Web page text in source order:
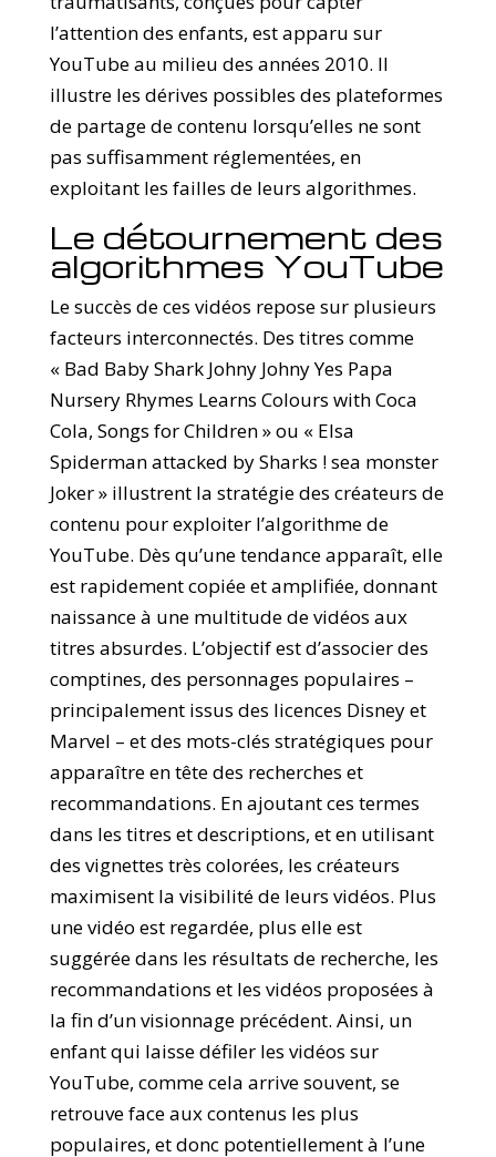
l’attention des enfants, est apparu sur
YouTube au milieu des années 2010. Il
illustre les dérives possibles des plateformes
de partage de contenu lorsqu’elles ne sont
pas suffisamment réglementées, en
exploitant les failles de leurs algorithmes.
Le détournement des
algorithmes YouTube
Le succès de ces vidéos repose sur plusieurs
facteurs interconnectés. Des titres comme
« Bad Baby Shark Johny Johny Yes Papa
Nursery Rhymes Learns Colours with Coca
Cola, Songs for Children » ou « Elsa
Spiderman attacked by Sharks ! sea monster
Joker » illustrent la stratégie des créateurs de
contenu pour exploiter l’algorithme de
YouTube. Dès qu’une tendance apparaît, elle
est rapidement copiée et amplifiée, donnant
naissance à une multitude de vidéos aux
titres absurdes. L’objectif est d’associer des
comptines, des personnages populaires –
principalement issus des licences Disney et
Marvel – et des mots-clés stratégiques pour
apparaître en tête des recherches et
recommandations. En ajoutant ces termes
dans les titres et descriptions, et en utilisant
des vignettes très colorées, les créateurs
maximisent la visibilité de leurs vidéos. Plus
une vidéo est regardée, plus elle est
suggérée dans les résultats de recherche, les
recommandations et les vidéos proposées à
la fin d’un visionnage précédent. Ainsi, un
enfant qui laisse défiler les vidéos sur
YouTube, comme cela arrive souvent, se
retrouve face aux contenus les plus
populaires, et donc potentiellement à l’une